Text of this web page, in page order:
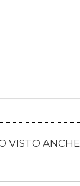
VISTO ANCHE